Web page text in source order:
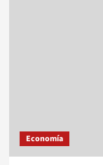
Economía